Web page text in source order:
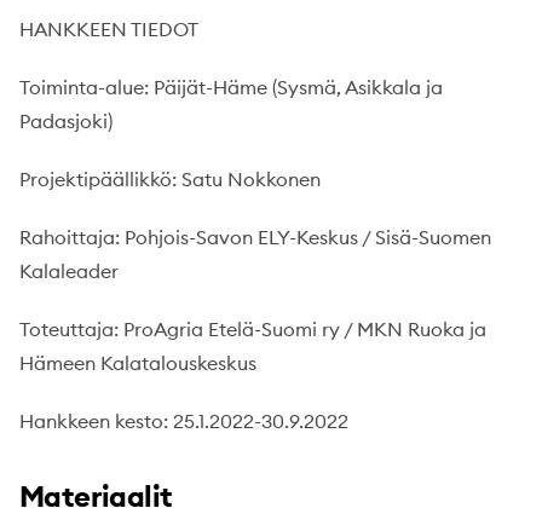
HANKKEEN TIEDOT
Toiminta-alue: Päijät-Häme (Sysmä, Asikkala ja
Padasjoki)
Projektipäällikkö: Satu Nokkonen
Rahoittaja: Pohjois-Savon ELY-Keskus / Sisä-Suomen
Kalaleader
Toteuttaja: ProAgria Etelä-Suomi ry / MKN Ruoka ja
Hämeen Kalatalouskeskus
Hankkeen kesto: 25.1.2022-30.9.2022
Materiaalit